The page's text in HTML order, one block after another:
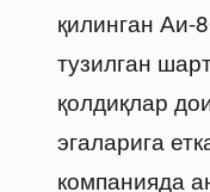
қилинган Аи-
тузилган
қолдиқлар
эгаларига
компанияда